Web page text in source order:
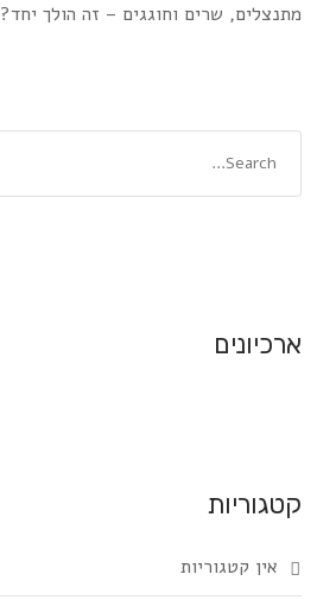
מתנצלים, שרים וחוגגים – זה הולך יחד?
ארכיונים
קטגוריות
אין קטגוריות